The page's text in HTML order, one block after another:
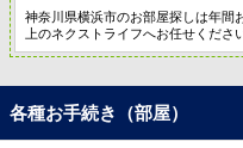
神奈川県横浜市のお部屋探しは年間
上のネクストライフへお任せくださ
各種お手続き（部屋）